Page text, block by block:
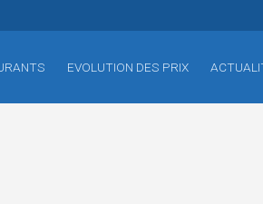
EVOLUTION DES PRIX